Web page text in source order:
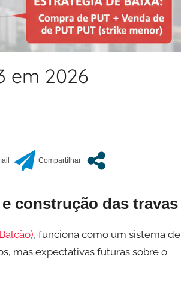
em 2026
construção das travas
, funciona como um sistema de
mas expectativas futuras sobre o